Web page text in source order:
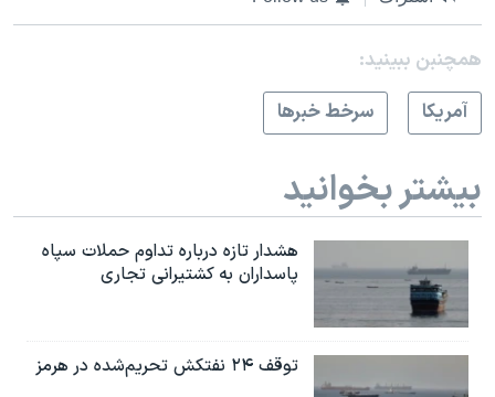
همچنبن ببینید:
آمريکا
سرخط خبرها
بیشتر بخوانید
هشدار تازه درباره تداوم حملات سپاه
پاسداران به کشتیرانی تجاری
توقف ۲۴ نفتکش تحریم‌شده در هرمز